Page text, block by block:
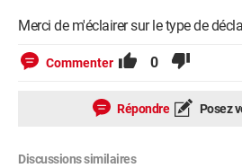
End If
Merci de m'éclairer sur le type de
Commenter 0
Répondre Posez
Discussions similaires